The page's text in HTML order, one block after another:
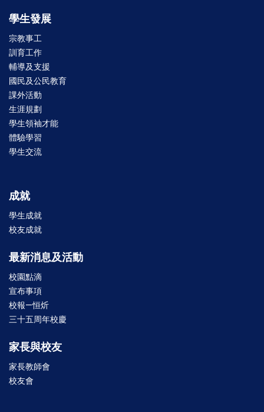
學生發展
宗教事工
訓育工作
輔導及支援
國民及公民教育
課外活動
生涯規劃
學生領袖才能
體驗學習
學生交流
成就
學生成就
校友成就
最新消息及活動
校園點滴
宣布事項
校報—恒炘
三十五周年校慶
家長與校友
家長教師會
校友會